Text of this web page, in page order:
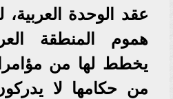
عقد الوحدة
هموم المنطقة
يخطط لها من
من حكامها لا